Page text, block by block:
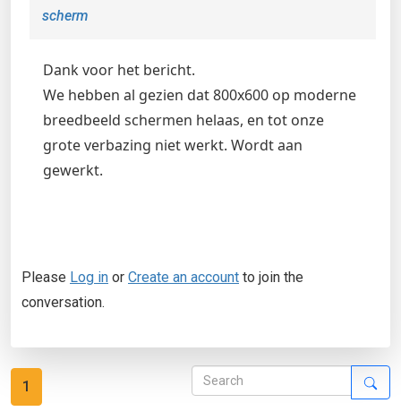
scherm
Dank voor het bericht.
We hebben al gezien dat 800x600 op moderne
breedbeeld schermen helaas, en tot onze
grote verbazing niet werkt. Wordt aan
gewerkt.
Please Log in or Create an account to join the
conversation.
1